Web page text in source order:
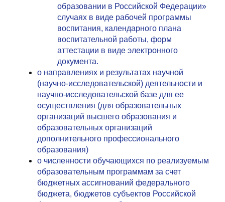
образовании в Российской Федерации»
случаях в виде рабочей программы
воспитания, календарного плана
воспитательной работы, форм
аттестации в виде электронного
документа.
о направлениях и результатах научной
(научно-исследовательской) деятельности и
научно-исследовательской базе для ее
осуществления (для образовательных
организаций высшего образования и
образовательных организаций
дополнительного профессионального
образования)
о численности обучающихся по реализуемым
образовательным программам за счет
бюджетных ассигнований федерального
бюджета, бюджетов субъектов Российской